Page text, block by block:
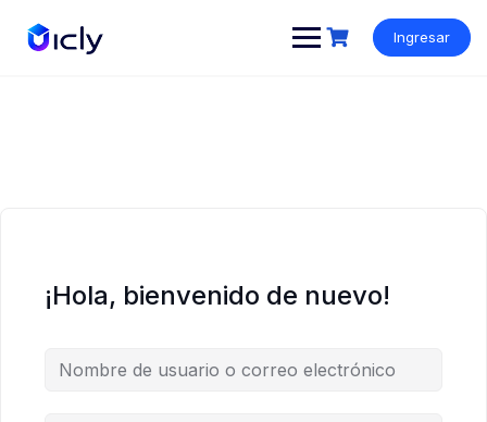
Ingresar
¡Hola, bienvenido de nuevo!